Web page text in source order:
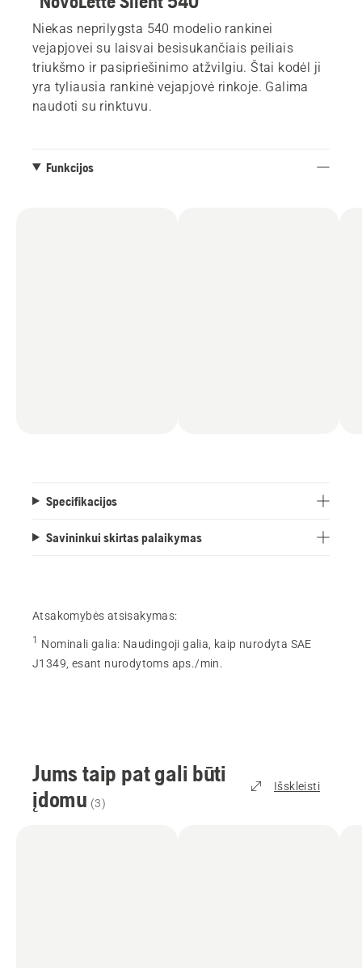
Niekas neprilygsta 540 modelio rankinei
vejapjovei su laisvai besisukančiais peiliais
triukšmo ir pasipriešinimo atžvilgiu. Štai kodėl ji
yra tyliausia rankinė vejapjovė rinkoje. Galima
naudoti su rinktuvu.
Funkcijos
Specifikacijos
Savininkui skirtas palaikymas
Atsakomybės atsisakymas:
1 Nominali galia: Naudingoji galia, kaip nurodyta SAE
J1349, esant nurodytoms aps./min.
Jums taip pat gali būti
įdomu (3)
Išskleisti